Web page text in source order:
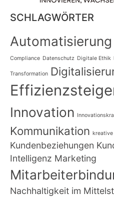
SCHLAGWÖRTER
Automatisierung
Compliance Datenschutz Digitale Ethik
Transformation
Innovation
Kommunikation
Kundenbeziehungen
Intelligenz Marketing
Nachhaltigkeit im